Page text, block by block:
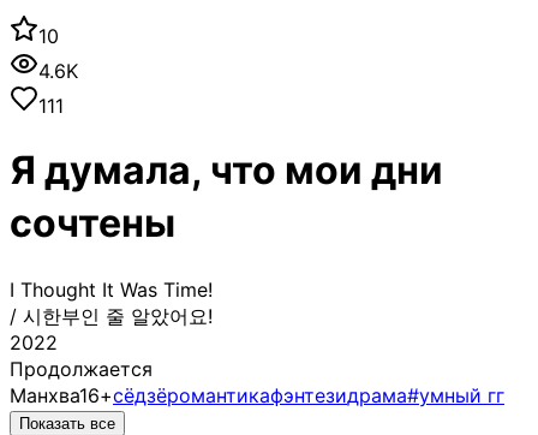
10
4.6K
111
Я думала, что мои дни
сочтены
I Thought It Was Time!
/ 시한부인 줄 알았어요!
2022
Продолжается
Манхва16+сёдзёромантикафэнтезидрама#умный гг
Показать все